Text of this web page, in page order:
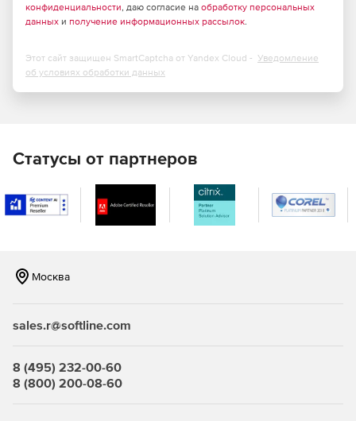
конфиденциальности, даю согласие на обработку персональных
данных и получение информационных рассылок.
Этот сайт защищен SmartCaptcha от Yandex Cloud - Уведомление
об условиях обработки данных
Статусы от партнеров
Москва
sales.r@softline.com
8 (495) 232-00-60
8 (800) 200-08-60